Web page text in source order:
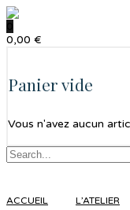
0
0,00 €
Panier vide
Vous n'avez aucun
ACCUEIL L’ATELIER